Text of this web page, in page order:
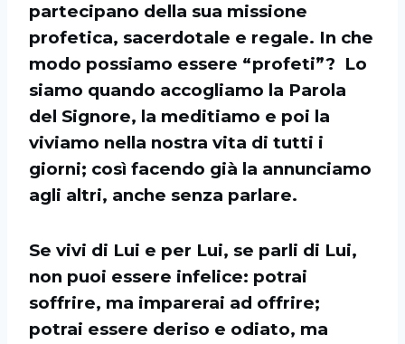
partecipano della sua missione
profetica, sacerdotale e regale. In che
modo possiamo essere “profeti”? Lo
siamo quando accogliamo la Parola
del Signore, la meditiamo e poi la
viviamo nella nostra vita di tutti i
giorni; così facendo già la annunciamo
agli altri, anche senza parlare.
Se vivi di Lui e per Lui, se parli di Lui,
non puoi essere infelice: potrai
soffrire, ma imparerai ad offrire;
potrai essere deriso e odiato, ma